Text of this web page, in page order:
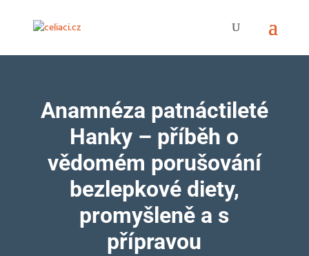
Anamnéza patnáctileté
Hanky – příběh o
vědomém porušování
bezlepkové diety,
promyšleně a s
přípravou